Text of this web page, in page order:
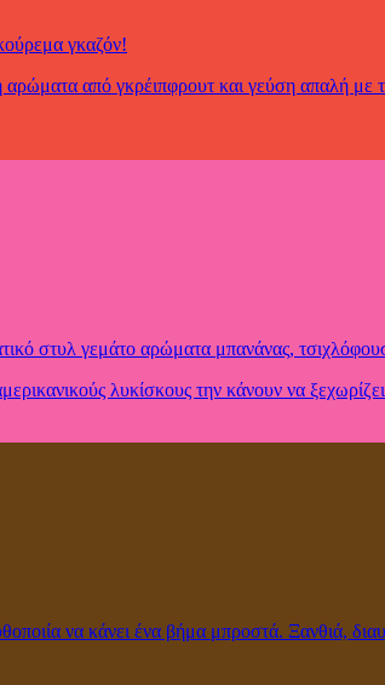
γκαζόν!
από γκρέιπφρουτ και γεύση απαλή με
στυλ γεμάτο αρώματα μπανάνας,
λυκίσκους την κάνουν να
να κάνει ένα βήμα μπροστά. Ξανθιά,